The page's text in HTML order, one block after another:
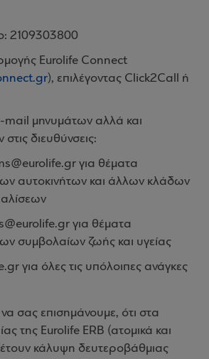
2109303800
Eurolife Connect
), επιλέγοντας Click2Call ή
μηνυμάτων αλλά και
στις διευθύνσεις:
για θέματα
αυτοκινήτων και άλλων κλάδων
για θέματα
συμβολαίων ζωής και υγείας
για όλες τις υπόλοιπες ανάγκες
σας επισημάνουμε, ότι στα
της Eurolife ERB (ατομικά και
κάλυψη δευτεροβάθμιας